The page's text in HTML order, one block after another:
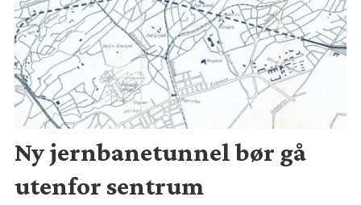
Ny jernbanetunnel bør gå
utenfor sentrum